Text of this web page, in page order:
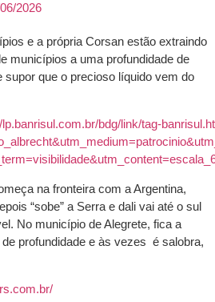
2026
e a própria Corsan estão extraindo
municípios a uma profundidade de
que o precioso líquido vem do
na fronteira com a Argentina,
“sobe” a Serra e dali vai até o sul
No município de Alegrete, fica a
profundidade e às vezes é salobra,